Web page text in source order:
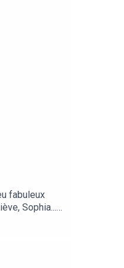
fabuleux
Sophia...
un
une
par la